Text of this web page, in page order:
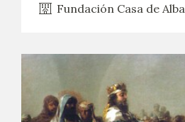
Fundación Casa de Alba